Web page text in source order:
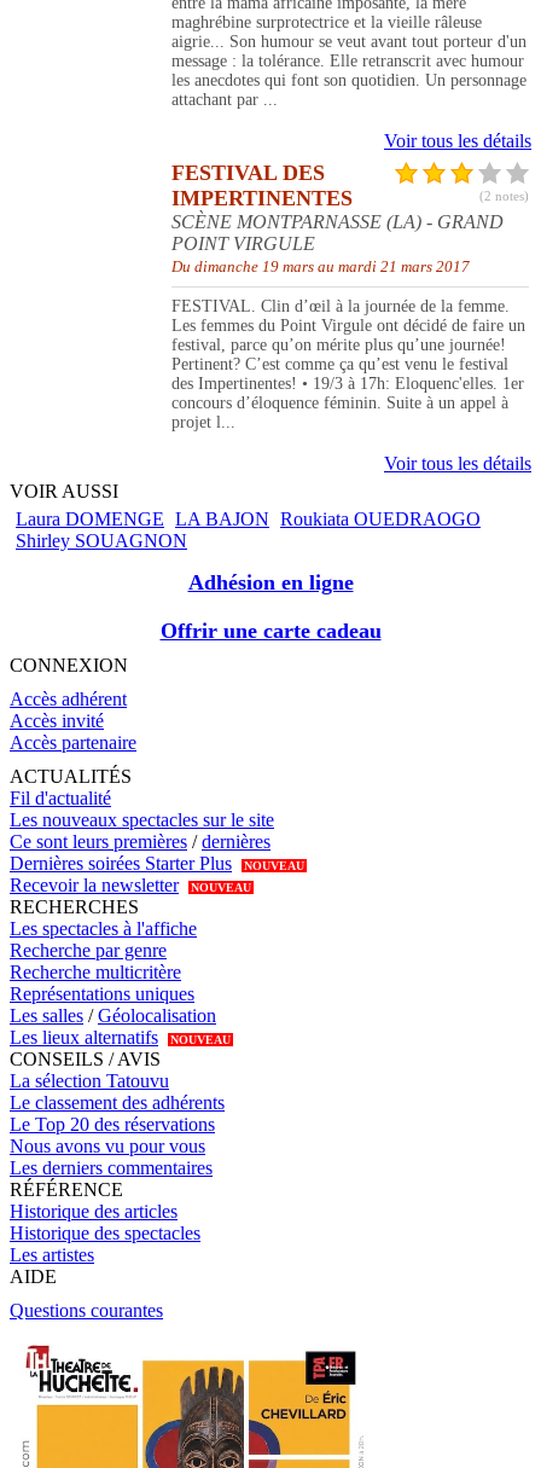
maghrébine surprotectrice et la vieille râleuse
aigrie... Son humour se veut avant tout porteur d'un
message : la tolérance. Elle retranscrit avec humour
les anecdotes qui font son quotidien. Un personnage
attachant par ...
Voir tous les détails
(2 notes)
FESTIVAL DES
IMPERTINENTES
SCÈNE MONTPARNASSE (LA) - GRAND
POINT VIRGULE
Du dimanche 19 mars au mardi 21 mars 2017
FESTIVAL. Clin d’œil à la journée de la femme.
Les femmes du Point Virgule ont décidé de faire un
festival, parce qu’on mérite plus qu’une journée!
Pertinent? C’est comme ça qu’est venu le festival
des Impertinentes! • 19/3 à 17h: Eloquenc'elles. 1er
concours d’éloquence féminin. Suite à un appel à
projet l...
Voir tous les détails
VOIR AUSSI
Laura DOMENGE LA BAJON Roukiata OUEDRAOGO
Shirley SOUAGNON
Adhésion en ligne
Offrir une carte cadeau
CONNEXION
Accès adhérent
Accès invité
Accès partenaire
ACTUALITÉS
Fil d'actualité
Les nouveaux spectacles sur le site
Ce sont leurs premières /dernières
Dernières soirées Starter Plus
NOUVEAU
Recevoir la newsletter NOUVEAU
RECHERCHES
Les spectacles à l'affiche
Recherche par genre
Recherche multicritère
Représentations uniques
Les salles /Géolocalisation
Les lieux alternatifs
NOUVEAU
CONSEILS / AVIS
La sélection Tatouvu
Le classement des adhérents
Le Top 20 des réservations
Nous avons vu pour vous
Les derniers commentaires
RÉFÉRENCE
Historique des articles
Historique des spectacles
Les artistes
AIDE
Questions courantes